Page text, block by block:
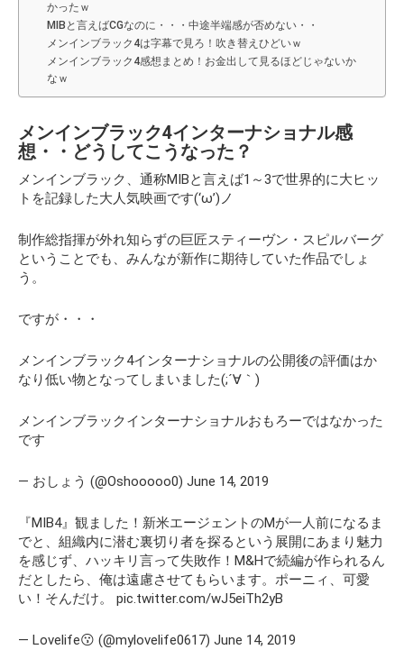
かったｗ
MIBと言えばCGなのに・・・中途半端感が否めない・・
メンインブラック4は字幕で見ろ！吹き替えひどいｗ
メンインブラック4感想まとめ！お金出して見るほどじゃないか
なｗ
メンインブラック4インターナショナル感
想・・どうしてこうなった？
メンインブラック、通称MIBと言えば1～3で世界的に大ヒッ
トを記録した大人気映画です(‘ω’)ノ
制作総指揮が外れ知らずの巨匠スティーヴン・スピルバーグ
ということでも、みんなが新作に期待していた作品でしょ
う。
ですが・・・
メンインブラック4インターナショナルの公開後の評価はか
なり低い物となってしまいました(;´∀｀)
メンインブラックインターナショナルおもろーではなかった
です
— おしょう (@Oshooooo0) June 14, 2019
『MIB4』観ました！新米エージェントのMが一人前になるま
でと、組織内に潜む裏切り者を探るという展開にあまり魅力
を感じず、ハッキリ言って失敗作！M&Hで続編が作られるん
だとしたら、俺は遠慮させてもらいます。ポーニィ、可愛
い！そんだけ。 pic.twitter.com/wJ5eiTh2yB
— Lovelife😗 (@mylovelife0617) June 14, 2019